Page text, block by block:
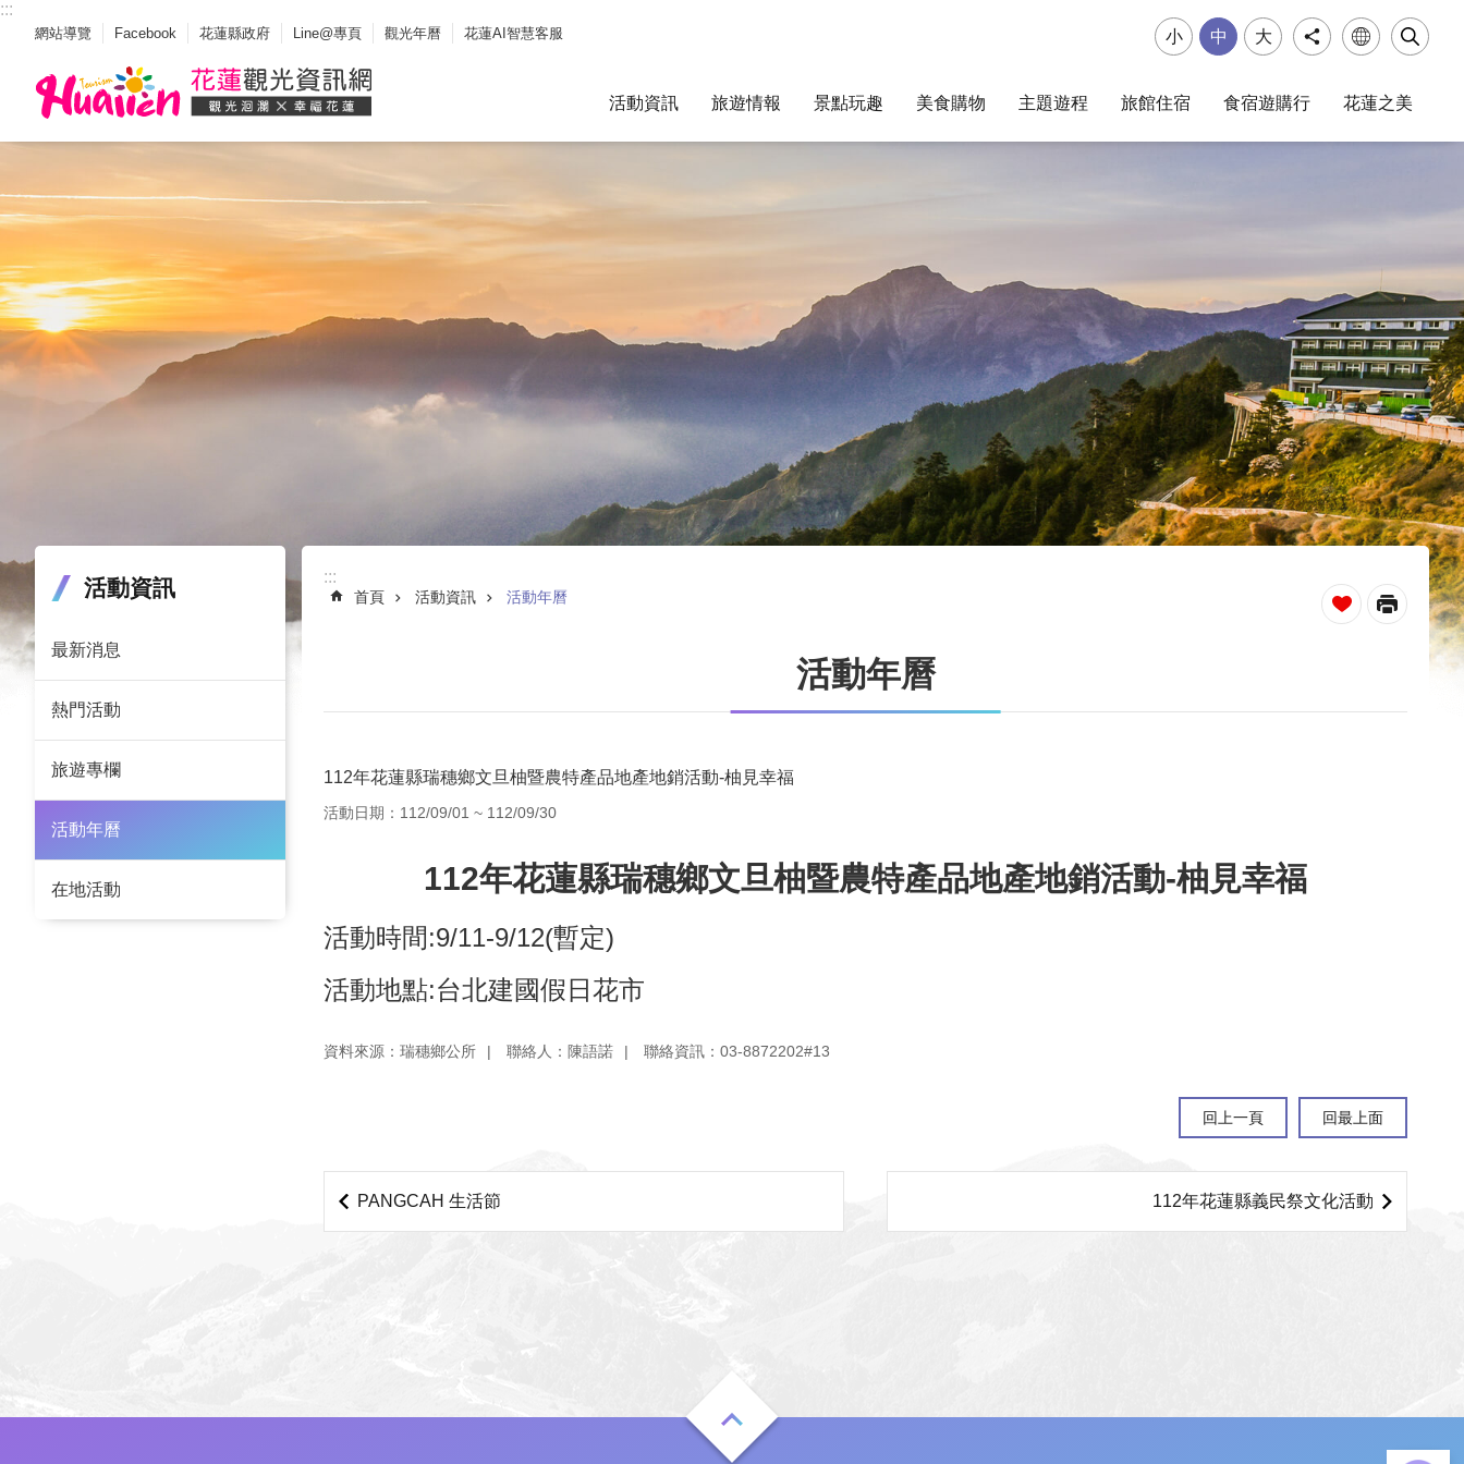
跳到主要內容區塊
:::
網站導覽 Facebook 花蓮縣政府 Line@專頁 觀光年曆 花蓮AI智慧客服 小 中 大
活動資訊 旅遊情報 景點玩趣 美食購物 主題遊程 旅館住宿 食宿遊購行 花蓮之美
:::
活動資訊
最新消息
熱門活動
旅遊專欄
活動年曆
在地活動
:::
首頁 活動資訊 活動年曆
_
活動年曆
112年花蓮縣瑞穗鄉文旦柚暨農特產品地產地銷活動-柚見幸福
活動日期：112/09/01 ~ 112/09/30
112年花蓮縣瑞穗鄉文旦柚暨農特產品地產地銷活動-柚見幸福
活動時間:9/11-9/12(暫定)
活動地點:台北建國假日花市
資料來源：瑞穗鄉公所 聯絡人：陳語諾 聯絡資訊：03-8872202#13
回上一頁 回最上面
PANGCAH 生活節 112年花蓮縣義民祭文化活動